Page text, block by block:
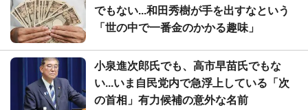
でもない...和田秀樹が手を出すなという
「世の中で一番金のかかる趣味」
小泉進次郎氏でも、高市早苗氏でもな
い...いま自民党内で急浮上している「次
の首相」有力候補の意外な名前